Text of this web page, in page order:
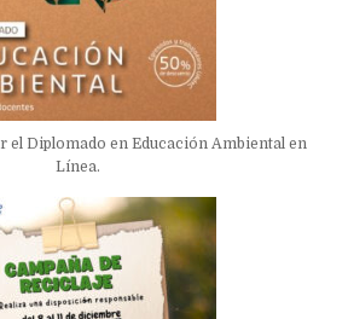
el Diplomado en Educación Ambiental en
Línea.